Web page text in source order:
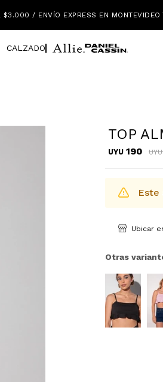
/ ENVÍO EXPRESS EN MONTEVIDEO
CALZADO
TOP
UYU 190 UYU
Este
Ubicar
Otras